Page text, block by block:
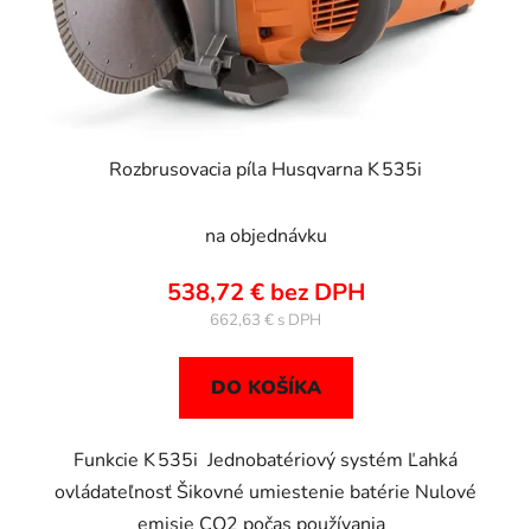
Rozbrusovacia píla Husqvarna K 535i
na objednávku
538,72 € bez DPH
662,63 €
DO KOŠÍKA
Funkcie K 535i Jednobatériový systém Ľahká
ovládateľnosť Šikovné umiestenie batérie Nulové